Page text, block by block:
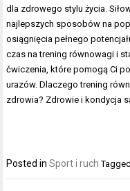
dla zdrowego stylu życia.
najlepszych sposobów na
osiągnięcia pełnego
czas na trening równowagi i
ćwiczenia, które pomogą Ci
urazów. Dlaczego trening
zdrowia? Zdrowie i kondycja
Posted inSport i ruch Tagged